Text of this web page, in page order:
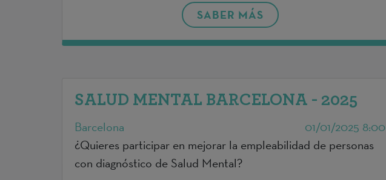
SABER MÁS
SALUD MENTAL BARCELONA - 2025
Barcelona
01/01/2025 8:00
¿Quieres participar en mejorar la empleabilidad de personas
con diagnóstico de Salud Mental?